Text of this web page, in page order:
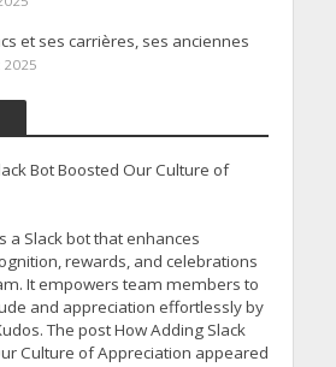
et ses carrières, ses anciennes
Bot Boosted Our Culture of
a Slack bot that enhances
rewards, and celebrations
It empowers team members to
and appreciation effortlessly by
The post How Adding Slack
Culture of Appreciation appeared